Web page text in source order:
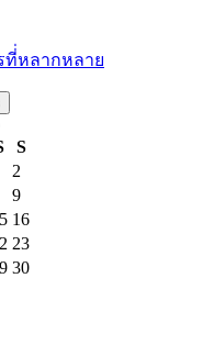
ที่่หลากหลาย
S
2
9
16
23
30